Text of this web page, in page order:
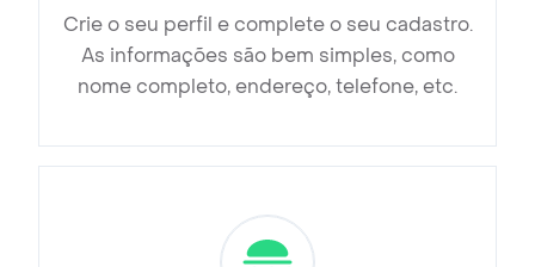
Crie o seu perfil e complete o seu cadastro.
As informações são bem simples, como
nome completo, endereço, telefone, etc.